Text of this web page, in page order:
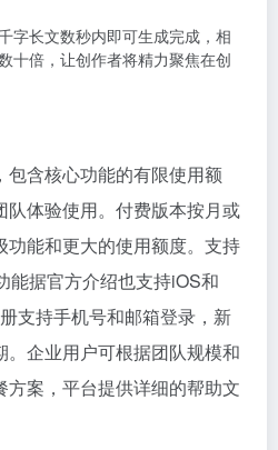
千字长文数秒内即可生成完成，相
十倍，让创作者将精力聚焦在创
，包含核心功能的有限使用额
队体验使用。付费版本按月或
功能和更大的使用额度。支持
能据官方介绍也支持iOS和
支持手机号和邮箱登录，新
。企业用户可根据团队规模和
案，平台提供详细的帮助文